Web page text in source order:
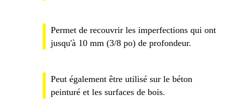
Permet de recouvrir les imperfections qui ont
jusqu'à 10 mm (3/8 po) de profondeur.
Peut également être utilisé sur le béton
peinturé et les surfaces de bois.